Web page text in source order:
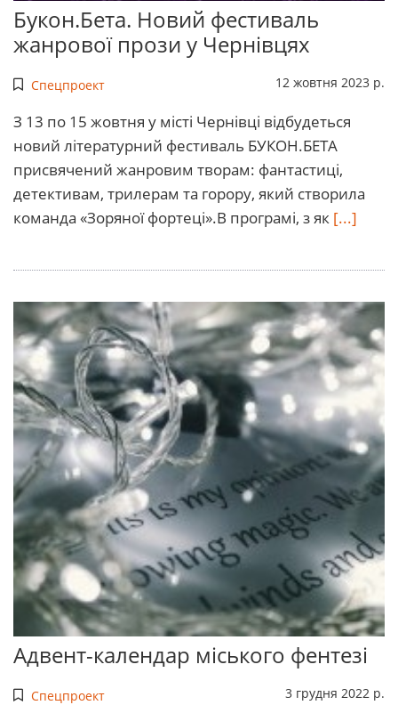
Букон.Бета. Новий фестиваль
жанрової прози у Чернівцях
Спецпроект 12 жовтня 2023 р.
З 13 по 15 жовтня у місті Чернівці відбудеться
новий літературний фестиваль БУКОН.БЕТА
присвячений жанровим творам: фантастиці,
детективам, трилерам та горору, який створила
команда «Зоряної фортеці».В програмі, з як [...]
Адвент-календар міського фентезі
Спецпроект 3 грудня 2022 р.